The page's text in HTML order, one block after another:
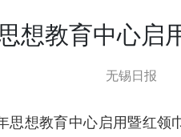
想教育中心启
无锡日报
思想教育中心启用暨红